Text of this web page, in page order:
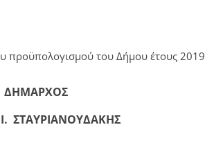
προϋπολογισμού του Δήμου έτους 2019
ΔΗΜΑΡΧΟΣ
ΣΤΑΥΡΙΑΝΟΥΔΑΚΗΣ